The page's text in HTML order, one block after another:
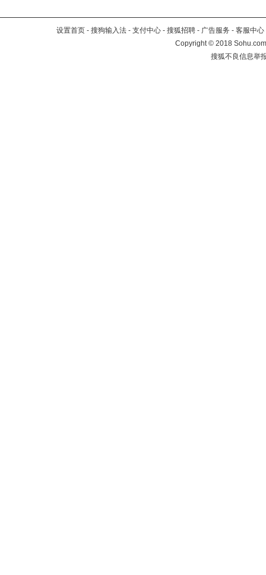
设置首页 - 搜狗输入法 - 支付中心 - 搜狐招聘 - 广告服务 - 客服中心
Copyright©2018
搜狐不良信息举